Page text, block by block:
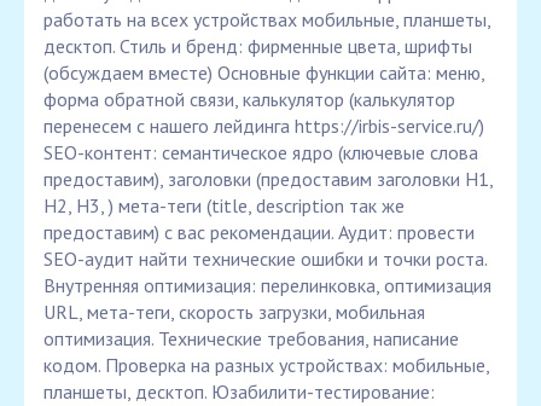
работать на всех устройствах мобильные, планшеты,
десктоп. Стиль и бренд: фирменные цвета, шрифты
(обсуждаем вместе) Основные функции сайта: меню,
форма обратной связи, калькулятор (калькулятор
перенесем с нашего лейдинга https://irbis-service.ru/)
SEO-контент: семантическое ядро (ключевые слова
предоставим), заголовки (предоставим заголовки Н1,
Н2, Н3, ) мета-теги (title, description так же
предоставим) с вас рекомендации. Аудит: провести
SEO-аудит найти технические ошибки и точки роста.
Внутренняя оптимизация: перелинковка, оптимизация
URL, мета-теги, скорость загрузки, мобильная
оптимизация. Технические требования, написание
кодом. Проверка на разных устройствах: мобильные,
планшеты, десктоп. Юзабилити-тестирование: